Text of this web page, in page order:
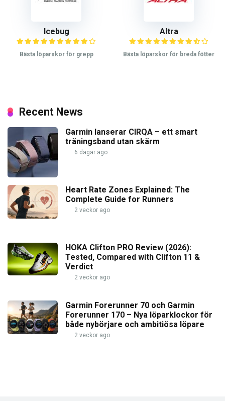
Icebug
Bästa löparskor för grepp
Altra
Bästa löparskor för breda fötter
Recent News
Garmin lanserar CIRQA – ett smart
träningsband utan skärm
6 dagar ago
Heart Rate Zones Explained: The
Complete Guide for Runners
2 veckor ago
HOKA Clifton PRO Review (2026):
Tested, Compared with Clifton 11 &
Verdict
2 veckor ago
Garmin Forerunner 70 och Garmin
Forerunner 170 – Nya löparklockor för
både nybörjare och ambitiösa löpare
2 veckor ago